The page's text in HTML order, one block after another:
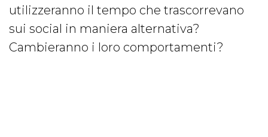
utilizzeranno il tempo che trascorrevano
sui social in maniera alternativa?
Cambieranno i loro comportamenti?